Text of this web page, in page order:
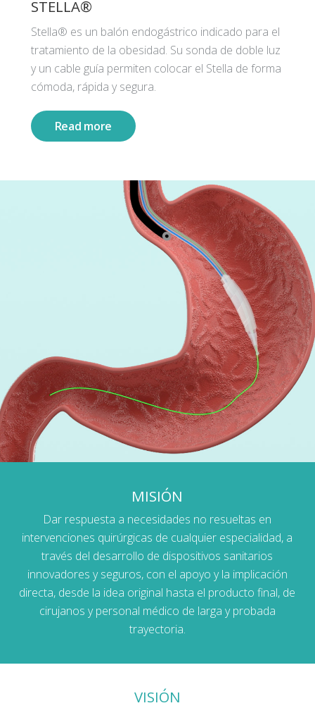
STELLA®
Stella® es un balón endogástrico indicado para el
tratamiento de la obesidad. Su sonda de doble luz
y un cable guía permiten colocar el Stella de forma
cómoda, rápida y segura.
Read more
MISIÓN
Dar respuesta a necesidades no resueltas en
intervenciones quirúrgicas de cualquier especialidad, a
través del desarrollo de dispositivos sanitarios
innovadores y seguros, con el apoyo y la implicación
directa, desde la idea original hasta el producto final, de
cirujanos y personal médico de larga y probada
trayectoria.
VISIÓN